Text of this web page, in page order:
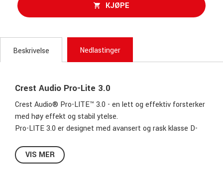
KJØPE
Beskrivelse Nedlastinger
Crest Audio Pro-Lite 3.0
Crest Audio® Pro-LITE™ 3.0 - en lett og effektiv forsterker
med høy effekt og stabil ytelse.
Pro-LITE 3.0 er designet med avansert og rask klasse D-
at den totale effekten holdes stabil samtidig som
forsterkerens vekt og varmeutvikling minimeres.
VIS MER